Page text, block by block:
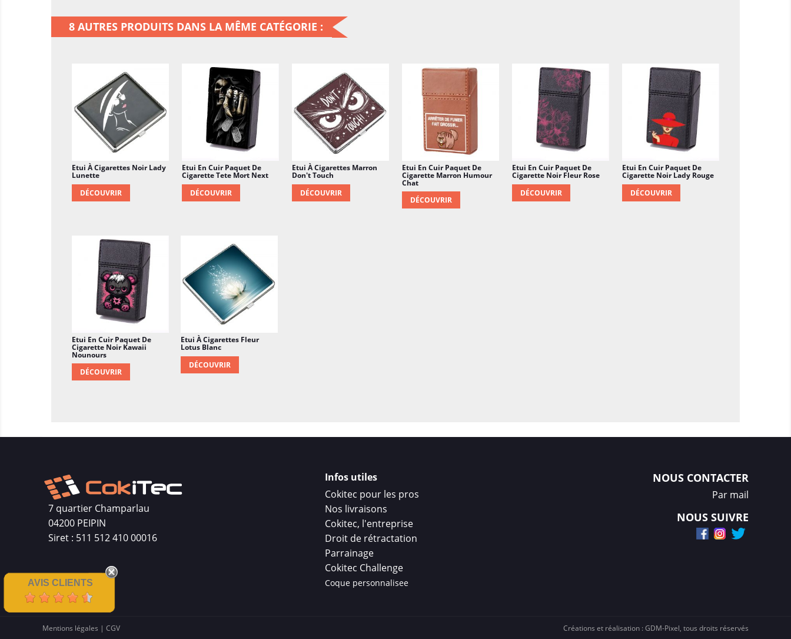
8 AUTRES PRODUITS DANS LA MÊME CATÉGORIE :
Etui À Cigarettes Noir Lady
Lunette
DÉCOUVRIR
Etui En Cuir Paquet De
Cigarette Tete Mort Next
DÉCOUVRIR
Etui À Cigarettes Marron
Don't Touch
DÉCOUVRIR
Etui En Cuir Paquet De
Cigarette Marron Humour
Chat
DÉCOUVRIR
Etui En Cuir Paquet De
Cigarette Noir Fleur Rose
DÉCOUVRIR
Etui En Cuir Paquet De
Cigarette Noir Lady Rouge
DÉCOUVRIR
Etui En Cuir Paquet De
Cigarette Noir Kawaii
Nounours
DÉCOUVRIR
Etui À Cigarettes Fleur
Lotus Blanc
DÉCOUVRIR
7 quartier Champarlau
04200 PEIPIN
Siret : 511 512 410 00016
Infos utiles
Cokitec pour les pros
Nos livraisons
Cokitec, l'entreprise
Droit de rétractation
Parrainage
Cokitec Challenge
Coque personnalisee
NOUS CONTACTER
Par mail
NOUS SUIVRE
AVIS CLIENTS
Mentions légales | CGV Créations et réalisation :GDM-Pixel, tous droits réservés